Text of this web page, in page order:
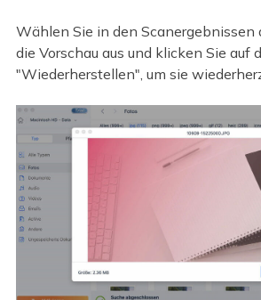
Wählen Sie in den Scanergebnissen
die Vorschau aus und klicken Sie auf
"Wiederherstellen", um sie